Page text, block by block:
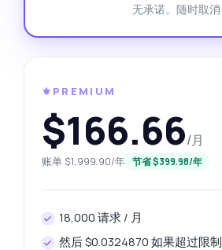
无承诺。随时取消
⚜️PREMIUM
$166.66/月
账单 $1,999.90/年 节省 $399.98/年
18,000 请求 / 月
然后 $0.0324870 如果超过限